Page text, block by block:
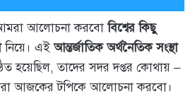
আমরা আলোচনা করবোবিশ্বের কিছু
নিয়ে। এইআন্তর্জাতিক অর্থনৈতিক সংস্থা
হয়েছিল, তাদের সদর দপ্তর কোথায় –
আজকের টপিকে আলোচনা করবো।